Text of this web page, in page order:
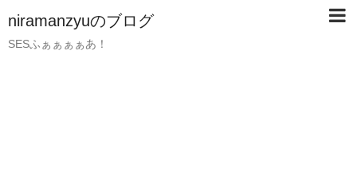
niramanzyuのブログ
SESふぁぁぁぁあ！